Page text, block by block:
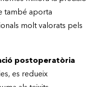
també aporta
molt valorats pels
postoperatòria
es redueix